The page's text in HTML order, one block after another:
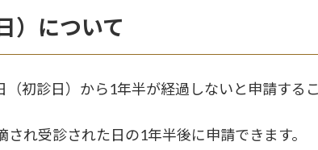
）について
初診日）から1年半が経過しないと申請する
れ受診された日の1年半後に申請できます。